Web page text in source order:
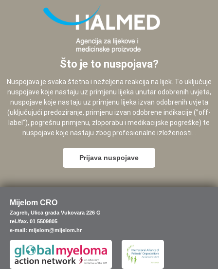
Što je to nuspojava?
Nuspojava je svaka štetna i neželjena reakcija na lijek. To uključuje
nuspojave koje nastaju uz primjenu lijeka unutar odobrenih uvjeta,
nuspojave koje nastaju uz primjenu lijeka izvan odobrenih uvjeta
(uključujući predoziranje, primjenu izvan odobrene indikacije (”off-
label”), pogrešnu primjenu, zloporabu i medikacijske pogreške) te
nuspojave koje nastaju zbog profesionalne izloženosti...
Prijava nuspojave
Mijelom CRO
Zagreb, Ulica grada Vukovara 226 G
tel./fax. 01 5509805
e-mail: mijelom@mijelom.hr